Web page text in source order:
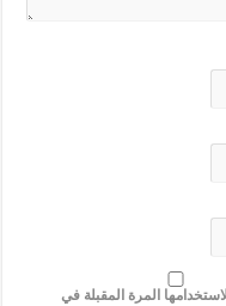
المرة المقبلة في